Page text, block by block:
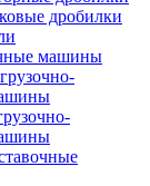
дробилки
машины